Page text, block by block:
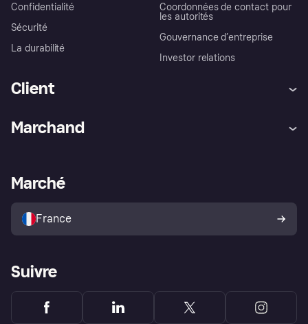
Confidentialité
Sécurité
La durabilité
Coordonnées de contact pour
les autorités
Gouvernance d’entreprise
Investor relations
Client
Explorez les magasins
Politique de protection de
l’acheteur Klarna
Marchand
Portail Marchand
Marché
France
Suivre